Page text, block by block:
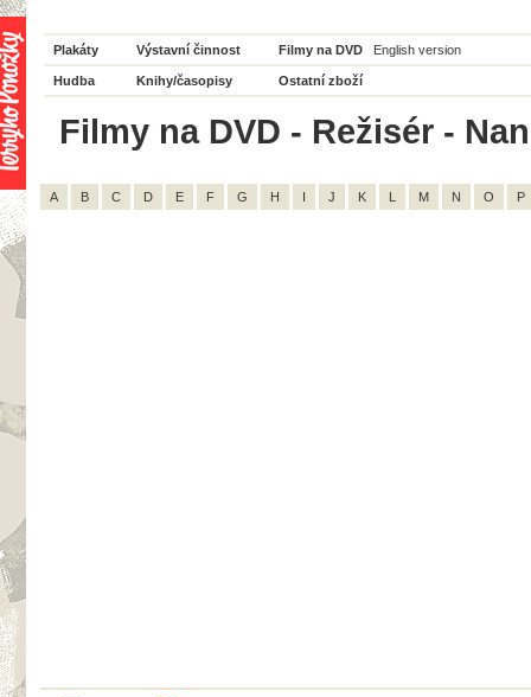
Plakáty Výstavní činnost Filmy na DVD English version
Hudba Knihy/časopisy Ostatní zboží
Filmy na DVD - Režisér -
A B C D E F G H I J K L M N O P